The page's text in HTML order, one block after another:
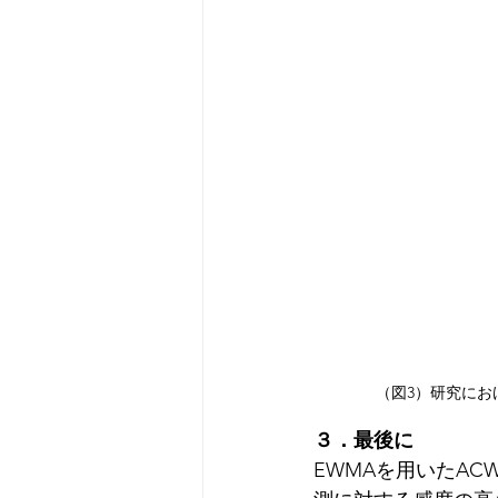
（図3）研究に
３．最後に
EWMAを用いた